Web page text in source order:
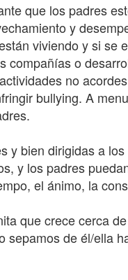
que los padres
y
viviendo y si se
compañías o
no
bullying. A
y bien dirigidas a
y los padres
el ánimo, la
que crece cerca
de él/ella